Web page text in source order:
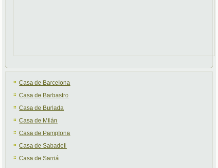
Casa de Barcelona
Casa de Barbastro
Casa de Burlada
Casa de Milán
Casa de Pamplona
Casa de Sabadell
Casa de Sarriá